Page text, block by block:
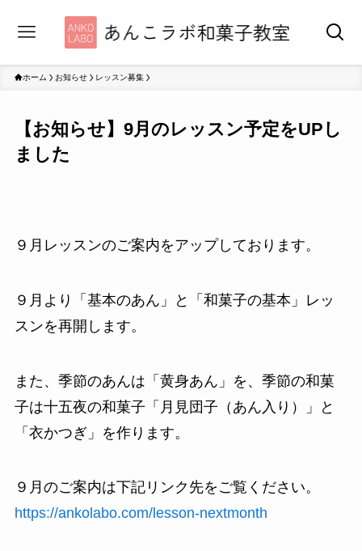
ホーム お知らせ レッスン募集
【お知らせ】9月のレッスン予定をUPし
ました
９月レッスンのご案内をアップしております。
９月より「基本のあん」と「和菓子の基本」レッ
スンを再開します。
また、季節のあんは「黄身あん」を、季節の和菓
子は十五夜の和菓子「月見団子（あん入り）」と
「衣かつぎ」を作ります。
９月のご案内は下記リンク先をご覧ください。
https://ankolabo.com/lesson-nextmonth